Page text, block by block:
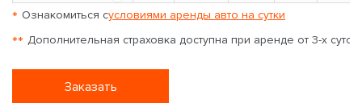
* Ознакомиться сусловиями аренды авто на сутки
** Дополнительная страховка доступна при аренде от 3-х суток
Заказать